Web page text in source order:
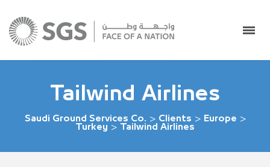
Tailwind Airlines
Saudi Ground Services Co. > Clients > Europe >
Turkey > Tailwind Airlines